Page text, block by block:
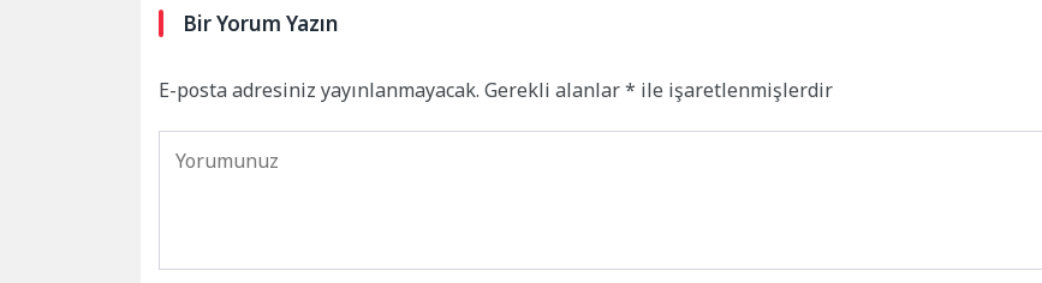
Bir Yorum Yazın
E-posta adresiniz yayınlanmayacak. Gerekli alanlar* ile işaretlenmişlerdir